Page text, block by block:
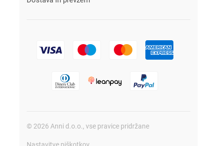
© 2026 Anni d.o.o., vse pravice pridržane